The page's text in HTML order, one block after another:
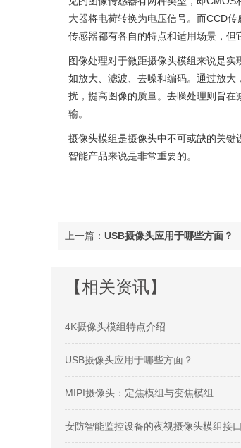
大器将电荷转换为电压信号。而CCD
传感器都有各自的特点和适用场景，但
图像处理对于微距摄像头模组来说是
如放大、滤波、去噪和编码。通过放
扰，提高图像的质量。去噪处理则旨
输。
摄像头模组是摄像头中不可或缺的关
智能产品来说是非常重要的。
上一篇： USB摄像头应用于哪些方面？
【相关资讯】
4K摄像头模组特点介绍
USB摄像头应用于哪些方面？
MIPI摄像头：定焦模组与变焦模组
安防智能监控设备的夜视摄像头模组接